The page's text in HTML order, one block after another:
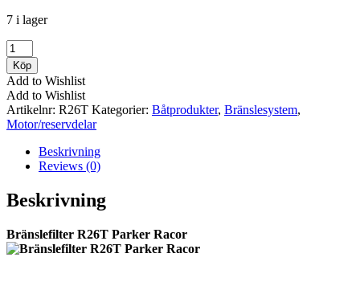
7 i lager
Bränslefilter
R26T
Parker
Racor
mängd
Köp
Add to Wishlist
Add to Wishlist
Artikelnr: R26T Kategorier: Båtprodukter, Bränslesystem,
Motor/reservdelar
Beskrivning
Reviews (0)
Beskrivning
Bränslefilter R26T Parker Racor